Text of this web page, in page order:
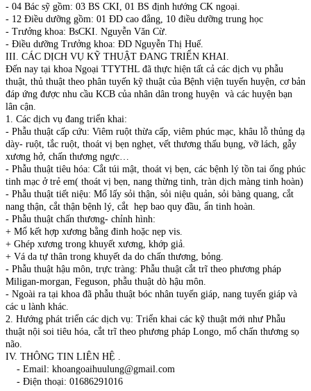
- 04 Bác sỹ gồm: 03 BS CKI, 01 BS định hướng CK ngoại.
- 12 Điều dưỡng gồm: 01 ĐD cao đẳng, 10 điều dưỡng trung học
- Trưởng khoa: BsCKI. Nguyễn Văn Cừ.
- Điều dưỡng Trưởng khoa: ĐD Nguyễn Thị Huế.
III. CÁC DỊCH VỤ KỸ THUẬT ĐANG TRIỂN KHAI.
Đến nay tại khoa Ngoại TTYTHL đã thực hiện tất cả các dịch vụ phẫu
thuật, thủ thuật theo phân tuyến kỹ thuật của Bệnh viện tuyến huyện, cơ bản
đáp ứng được nhu cầu KCB của nhân dân trong huyện và các huyện bạn
lân cận.
1. Các dịch vụ đang triển khai:
- Phẫu thuật cấp cứu: Viêm ruột thừa cấp, viêm phúc mạc, khâu lỗ thủng dạ
dày- ruột, tắc ruột, thoát vị bẹn nghẹt, vết thương thấu bụng, vỡ lách, gẫy
xương hở, chấn thương ngực…
- Phẫu thuật tiêu hóa: Cắt túi mật, thoát vị bẹn, các bệnh lý tồn tai ống phúc
tinh mạc ở trẻ em( thoát vị bẹn, nang thừng tinh, tràn dịch màng tinh hoàn)
- Phẫu thuật tiết niệu: Mổ lấy sỏi thận, sỏi niệu quản, sỏi bàng quang, cắt
nang thận, cắt thận bệnh lý, cắt hẹp bao quy đầu, ẩn tinh hoàn.
- Phẫu thuật chấn thương- chỉnh hình:
+ Mổ kết hợp xương bằng đinh hoặc nẹp vis.
+ Ghép xương trong khuyết xương, khớp giả.
+ Vá da tự thân trong khuyết da do chấn thương, bỏng.
- Phẫu thuật hậu môn, trực tràng: Phẫu thuật cắt trĩ theo phương pháp
Miligan-morgan, Feguson, phẫu thuật dò hậu môn.
- Ngoài ra tại khoa đã phẫu thuật bóc nhân tuyến giáp, nang tuyến giáp và
các u lành khác.
2. Hướng phát triển các dịch vụ: Triển khai các kỹ thuật mới như Phẫu
thuật nội soi tiêu hóa, cắt trĩ theo phương pháp Longo, mổ chấn thương sọ
não.
IV. THÔNG TIN LIÊN HỆ .
- Email: khoangoaihuulung@gmail.com
- Điện thoại: 01686291016